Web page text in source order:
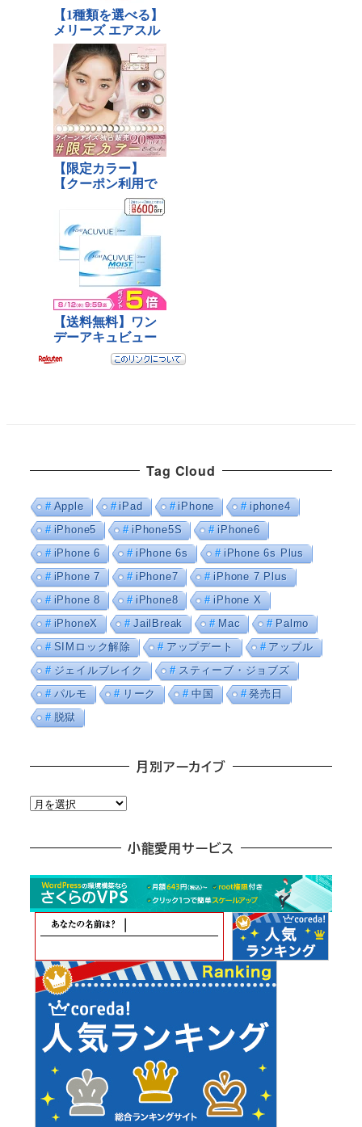
Tag Cloud
Apple iPad iPhone
iphone4
iPhone5
iPhone5S
iPhone6
iPhone 6
iPhone 6s
iPhone 6s Plus
iPhone 7
iPhone7
iPhone 7 Plus
iPhone 8
iPhone8
iPhone X
iPhoneX
JailBreak Mac
Palmo
SIMロック解除
アップデート
アップル
ジェイルブレイク
スティーブ・ジョブズ
パルモ
リーク 中国
発売日
脱獄
月別アーカイブ
月
カ
小龍愛用サービス